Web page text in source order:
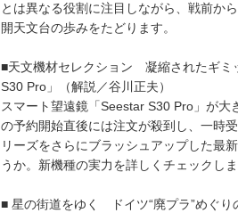
とは異なる役割に注目しながら、戦前か
開天文台の歩みをたどります。
■天文機材セレクション 凝縮されたギミ
S30 Pro」（解説／谷川正夫）
スマート望遠鏡「Seestar S30 Pro」が大
の予約開始直後には注文が殺到し、一時
リーズをさらにブラッシュアップした最
うか。新機種の実力を詳しくチェックしま
■ 星の街道をゆく ドイツ“廃プラ”めぐり